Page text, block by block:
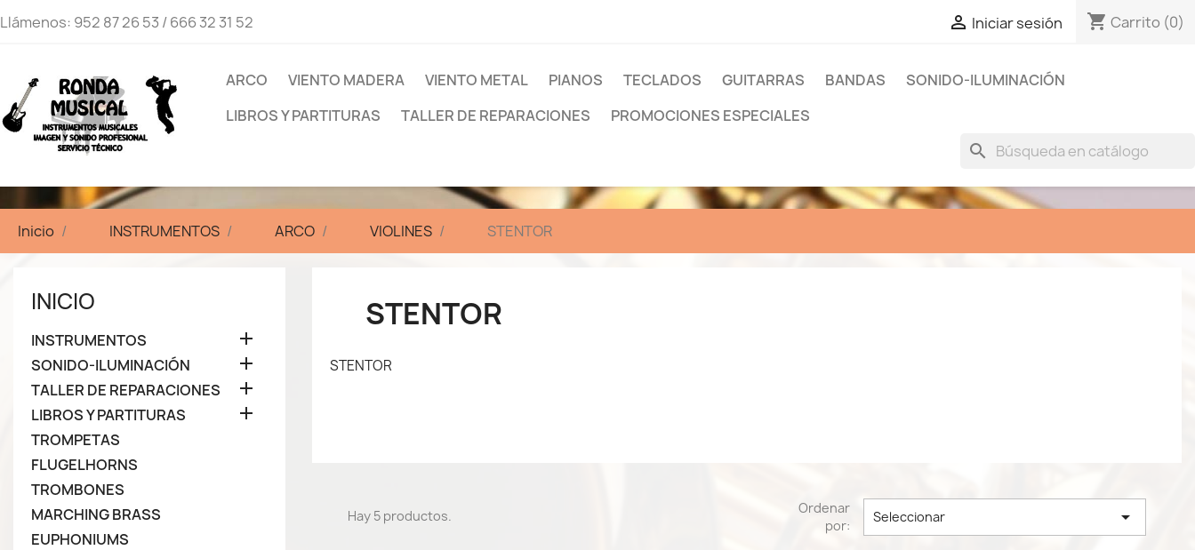
Llámenos: 952 87 26 53 / 666 32 31 52  Iniciar sesión shopping_cart Carrito (0)
ARCO VIENTO MADERA VIENTO METAL PIANOS TECLADOS GUITARRAS BANDAS
SONIDO-ILUMINACIÓN
LIBROS Y PARTITURAS
TALLER DE REPARACIONES PROMOCIONES ESPECIALES
search
Inicio INSTRUMENTOS ARCO VIOLINES STENTOR
INICIO
INSTRUMENTOS 
SONIDO-ILUMINACIÓN 
TALLER DE REPARACIONES 
LIBROS Y PARTITURAS 
TROMPETAS
FLUGELHORNS
TROMBONES
MARCHING BRASS
EUPHONIUMS
STENTOR
STENTOR
Hay 5 productos.
Ordenar
por:
Seleccionar 